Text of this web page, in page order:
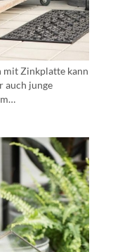
mit Zinkplatte kann
auch junge